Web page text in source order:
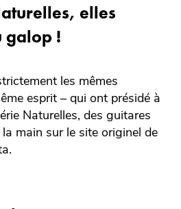
elles
galop !
les mêmes
esprit – qui ont présidé à
Naturelles, des guitares
main sur le site originel de